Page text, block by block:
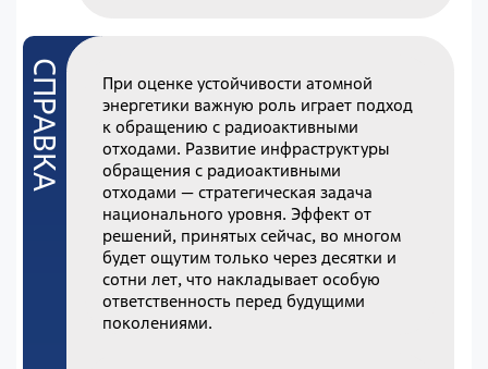
При оценке устойчивости атомной
энергетики важную роль играет подход
к обращению с радиоактивными
отходами. Развитие инфраструктуры
обращения с радиоактивными
отходами — стратегическая задача
национального уровня. Эффект от
решений, принятых сейчас, во многом
будет ощутим только через десятки и
сотни лет, что накладывает особую
ответственность перед будущими
поколениями.